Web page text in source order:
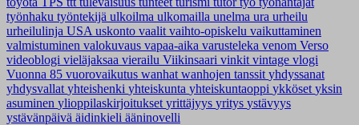
työnhaku työntekijä ulkoilma ulkomailla unelma ura urheilu
urheilulinja USA uskonto vaalit vaihto-opiskelu vaikuttaminen
valmistuminen valokuvaus vapaa-aika varusteleka venom Verso
videoblogi vieläjaksaa vierailu Viikinsaari vinkit vintage vlogi
Vuonna 85 vuorovaikutus wanhat wanhojen tanssit yhdyssanat
yhdysvallat yhteishenki yhteiskunta yhteiskuntaoppi ykköset yksin
asuminen ylioppilaskirjoitukset yrittäjyys yritys ystävyys
ystävänpäivä äidinkieli ääninovelli